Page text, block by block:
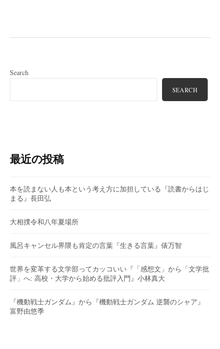
Search
SEARCH
最近の投稿
本を読まない人も本という考え方に加担している『読書からはじ
まる』長田弘
大相撲令和八年夏場所
風呂キャンセル界隈も肯定の言葉『生きる言葉』俵万智
世界を変革する文学部ってカッコいい『「感想文」から「文学批
評」へ: 高校・大学から始める批評入門』小林真大
『機動戦士ガンダム』から『機動戦士ガンダム 逆襲のシャア』
富野由悠季